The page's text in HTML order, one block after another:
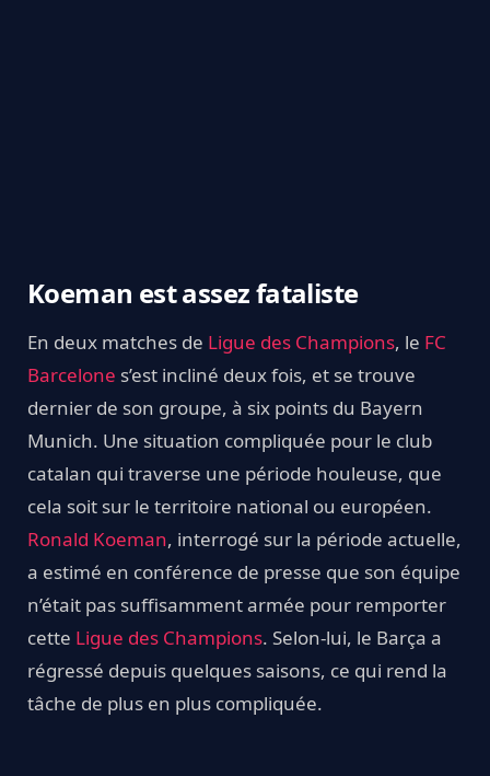
Koeman est assez fataliste
En deux matches de Ligue des Champions, le FC
Barcelone s’est incliné deux fois, et se trouve
dernier de son groupe, à six points du Bayern
Munich. Une situation compliquée pour le club
catalan qui traverse une période houleuse, que
cela soit sur le territoire national ou européen.
Ronald Koeman, interrogé sur la période actuelle,
a estimé en conférence de presse que son équipe
n’était pas suffisamment armée pour remporter
cette Ligue des Champions. Selon-lui, le Barça a
régressé depuis quelques saisons, ce qui rend la
tâche de plus en plus compliquée.